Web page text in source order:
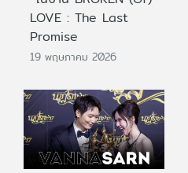
LOVE : The Last
Promise
19 พฤษภาคม 2026